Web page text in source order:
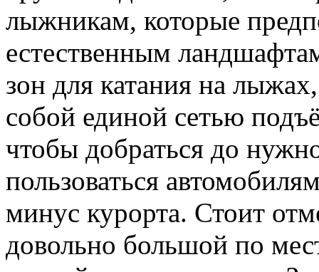
лыжникам, которые
естественным
зон для катания на
собой единой сетью
чтобы добраться до
пользоваться
минус курорта. Стоит
довольно большой по